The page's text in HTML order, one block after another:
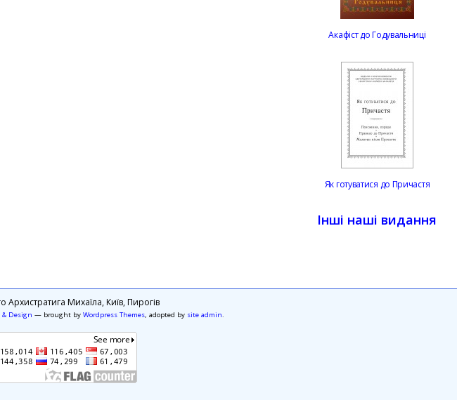
Акафіст до Годувальниці
Як готуватися до Причастя
Інші наші видання
Михаїла, Київ, Пирогів
Design — brought by Wordpress Themes, adopted by site admin.